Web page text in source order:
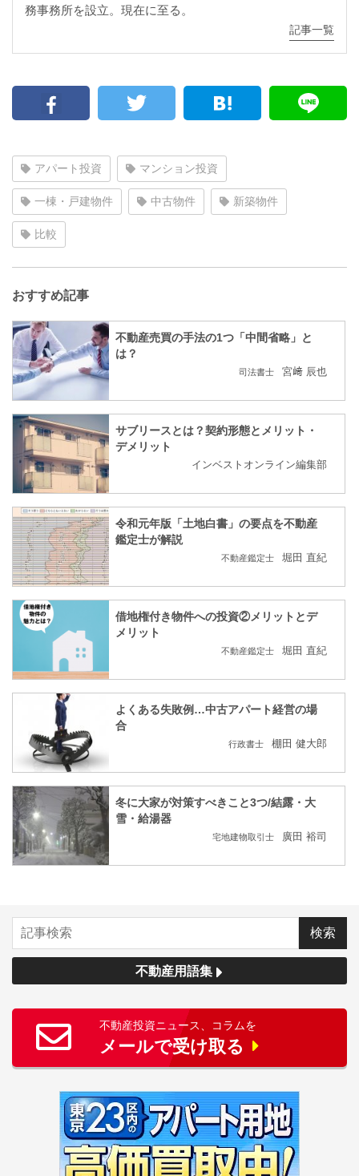
務事務所を設立。現在に至る。
記事一覧
アパート投資 マンション投資
一棟・戸建物件 中古物件 新築物件
比較
おすすめ記事
不動産売買の手法の1つ「中間省略」と
は？
司法書士 宮﨑 辰也
サブリースとは？契約形態とメリット・
デメリット
インベストオンライン編集部
令和元年版「土地白書」の要点を不動産
鑑定士が解説
不動産鑑定士 堀田 直紀
借地権付き物件への投資②メリットとデ
メリット
不動産鑑定士 堀田 直紀
よくある失敗例…中古アパート経営の場
合
行政書士 棚田 健大郎
冬に大家が対策すべきこと3つ/結露・大
雪・給湯器
宅地建物取引士 廣田 裕司
不動産用語集
不動産投資ニュース、コラムを
メールで受け取る